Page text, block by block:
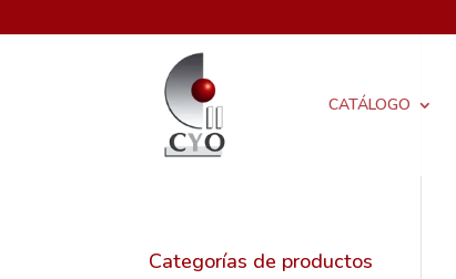
CATÁLOGO
Categorías de productos